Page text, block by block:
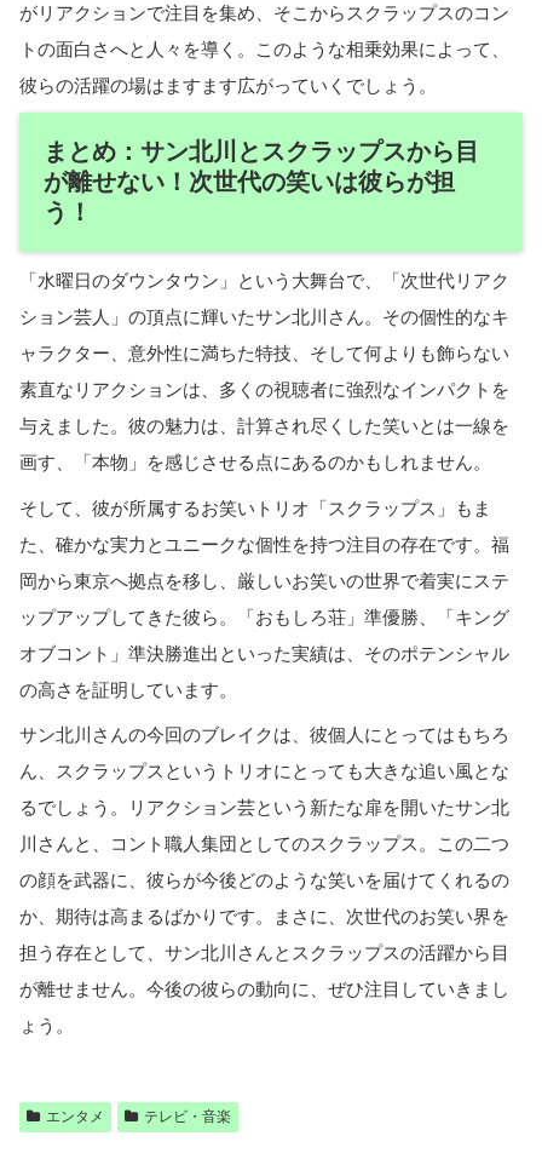
がリアクションで注目を集め、そこからスクラップスのコン
トの面白さへと人々を導く。このような相乗効果によって、
彼らの活躍の場はますます広がっていくでしょう。
まとめ：サン北川とスクラップスから目
が離せない！次世代の笑いは彼らが担
う！
「水曜日のダウンタウン」という大舞台で、「次世代リアク
ション芸人」の頂点に輝いたサン北川さん。その個性的なキ
ャラクター、意外性に満ちた特技、そして何よりも飾らない
素直なリアクションは、多くの視聴者に強烈なインパクトを
与えました。彼の魅力は、計算され尽くした笑いとは一線を
画す、「本物」を感じさせる点にあるのかもしれません。
そして、彼が所属するお笑いトリオ「スクラップス」もま
た、確かな実力とユニークな個性を持つ注目の存在です。福
岡から東京へ拠点を移し、厳しいお笑いの世界で着実にステ
ップアップしてきた彼ら。「おもしろ荘」準優勝、「キング
オブコント」準決勝進出といった実績は、そのポテンシャル
の高さを証明しています。
サン北川さんの今回のブレイクは、彼個人にとってはもちろ
ん、スクラップスというトリオにとっても大きな追い風とな
るでしょう。リアクション芸という新たな扉を開いたサン北
川さんと、コント職人集団としてのスクラップス。この二つ
の顔を武器に、彼らが今後どのような笑いを届けてくれるの
か、期待は高まるばかりです。まさに、次世代のお笑い界を
担う存在として、サン北川さんとスクラップスの活躍から目
が離せません。今後の彼らの動向に、ぜひ注目していきまし
ょう。
エンタメ テレビ・音楽